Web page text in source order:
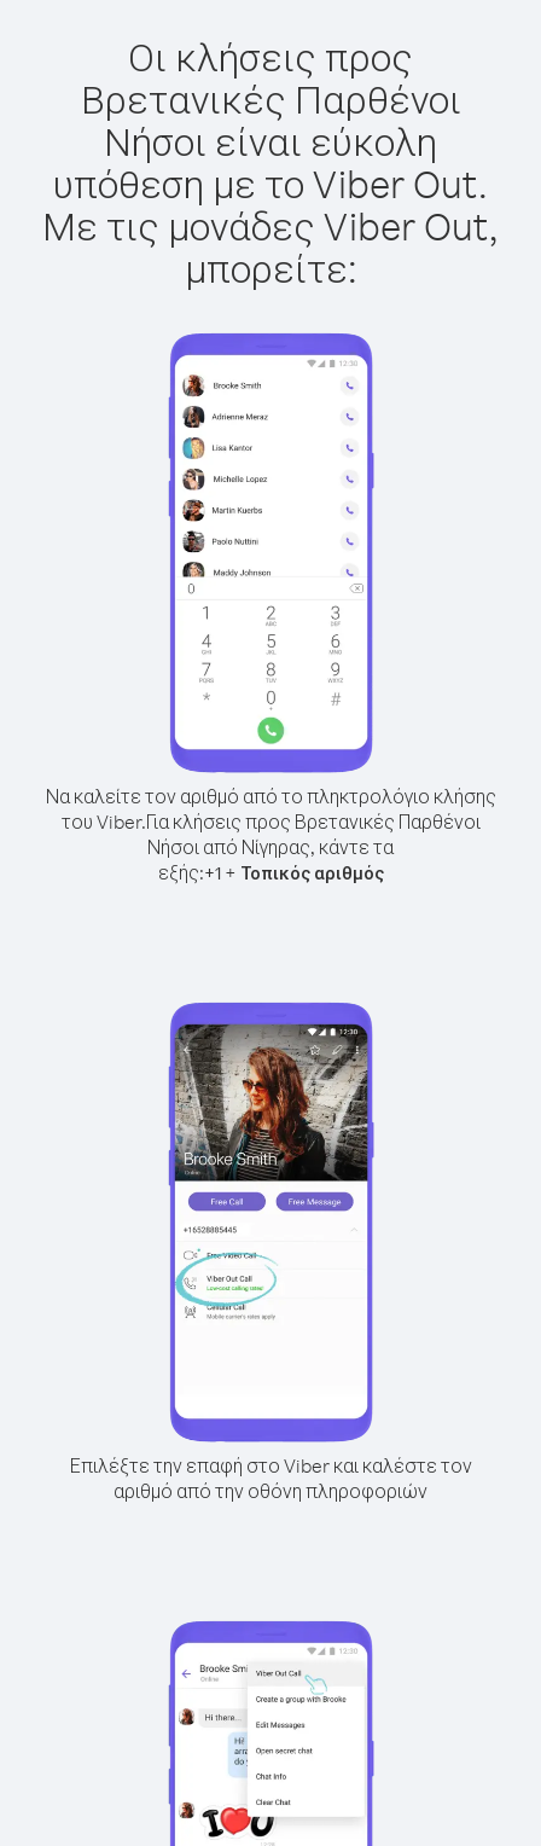
Οι κλήσεις προς
Βρετανικές Παρθένοι
Νήσοι είναι εύκολη
υπόθεση με το Viber Out.
Με τις μονάδες Viber Out,
μπορείτε:
Να καλείτε τον αριθμό από το πληκτρολόγιο κλήσης
του Viber.Για κλήσεις προς Βρετανικές Παρθένοι
Νήσοι από Νίγηρας, κάντε τα
εξής:+1+ Τοπικός αριθμός
Επιλέξτε την επαφή στο Viber και καλέστε τον
αριθμό από την οθόνη πληροφοριών